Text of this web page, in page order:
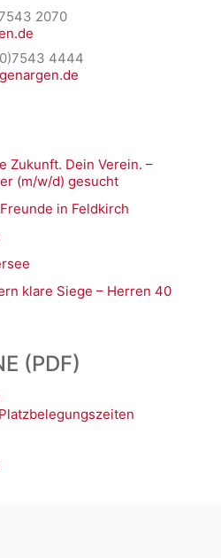
2070
4444
Zukunft. Dein Verein. –
(m/w/d) gesucht
in Feldkirch
klare Siege – Herren 40
(PDF)